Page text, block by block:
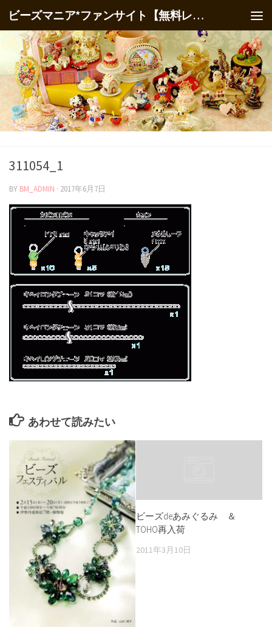
ビーズマニア*ファンサイト【無料レシピ】
311054_1
BY BM_ADMIN · 2017年6月7日
あわせて読みたい
ビーズdeあみぐるみ ＆
TOHO再入荷
2011年3月10日